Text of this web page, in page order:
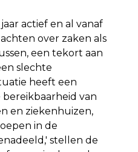
actief en al vanaf
over zaken als
een tekort aan
slechte
heeft een
van
en ziekenhuizen,
in de
stellen de